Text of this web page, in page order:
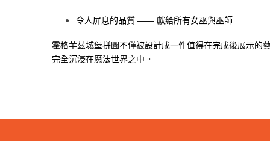
令人屏息的品質 —— 獻給所有女巫與巫師
霍格華茲城堡拼圖不僅被設計成一件值得在完成後展示的
完全沉浸在魔法世界之中。